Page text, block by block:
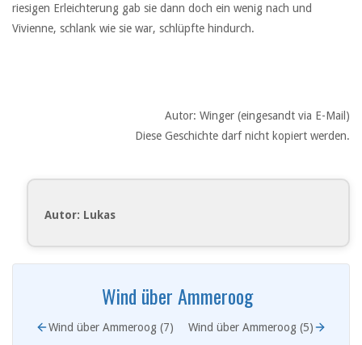
riesigen Erleichterung gab sie dann doch ein wenig nach und
Vivienne, schlank wie sie war, schlüpfte hindurch.
Autor: Winger (eingesandt via E-Mail)
Diese Geschichte darf nicht kopiert werden.
Autor: Lukas
Wind über Ammeroog
Wind über Ammeroog (7) Wind über Ammeroog (5)